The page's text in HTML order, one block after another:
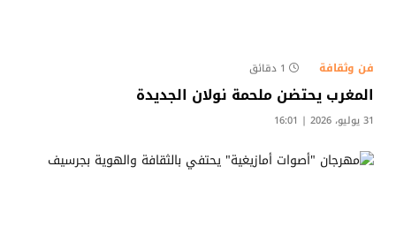
فن وثقافة 1 دقائق
المغرب يحتضن ملحمة نولان الجديدة
31 يوليو، 2026 | 16:01